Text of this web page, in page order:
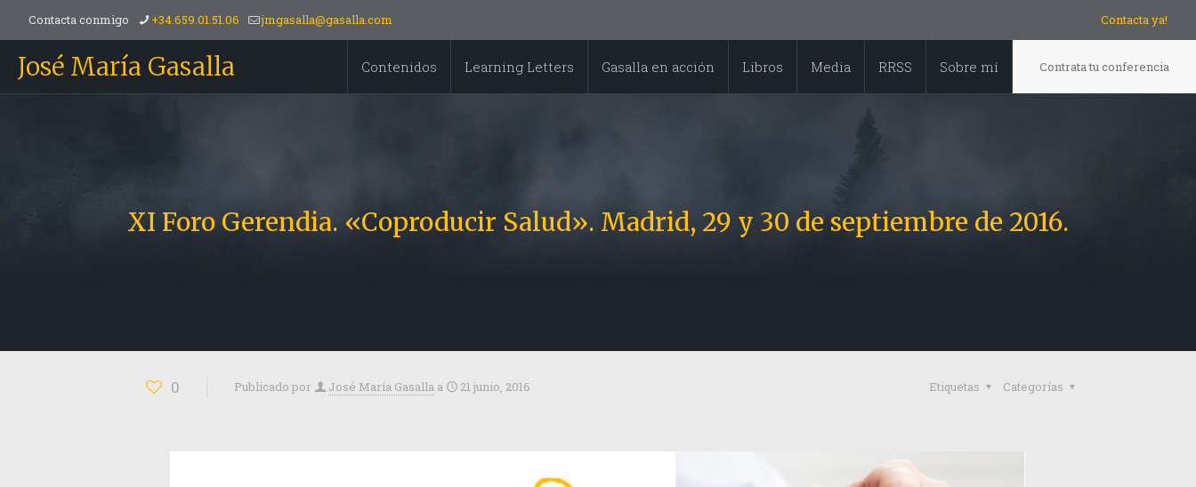
Contacta conmigo +34.659.01.51.06 jmgasalla@gasalla.com Contacta ya!
José María Gasalla Contenidos Learning Letters Gasalla en acción Libros Media RRSS Sobre mí Contrata tu conferencia
XI Foro Gerendia. «Coproducir Salud». Madrid, 29 y 30 de septiembre de 2016.
0 Publicado por José María Gasalla a 21 junio, 2016 Categorías
Etiquetas